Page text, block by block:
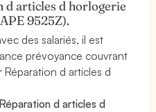
d articles d horlogerie
9525Z).
des salariés, il est
prévoyance couvrant
Réparation d articles d
d articles d